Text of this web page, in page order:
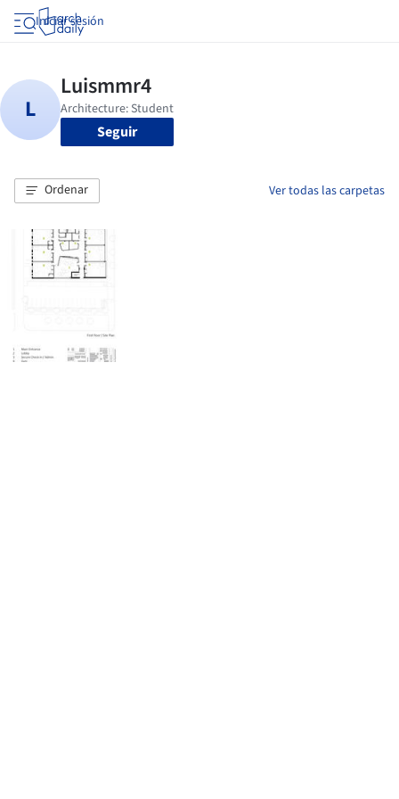
Iniciar sesión
Seguir
Ordenar Ver todas las carpetas